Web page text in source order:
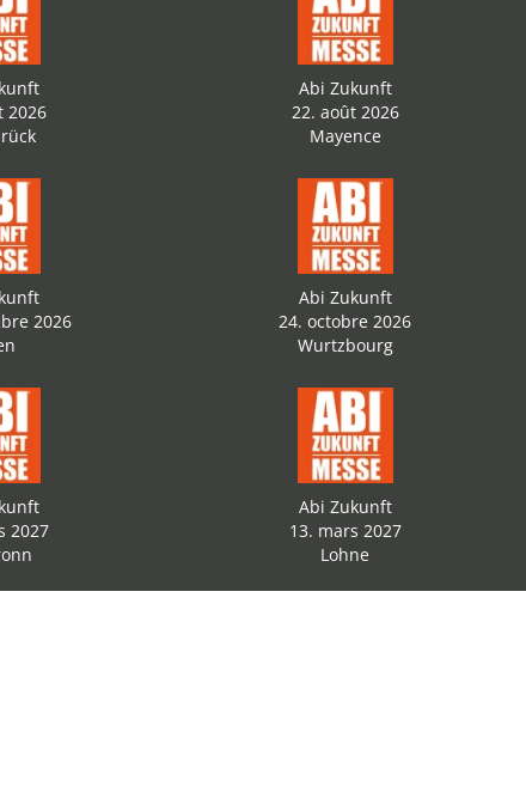
2026
Abi Zukunft
22. août 2026
Mayence
2026
Abi Zukunft
24. octobre 2026
Wurtzbourg
2027
Abi Zukunft
13. mars 2027
Lohne